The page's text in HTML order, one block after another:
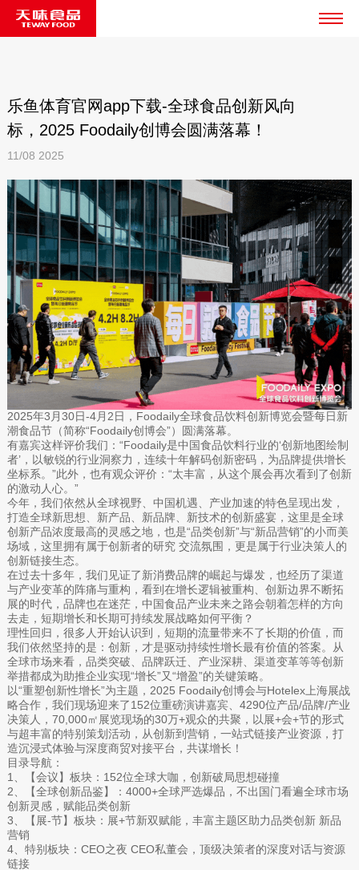
乐鱼体育官网app下载-全球食品创新风向
标，2025 Foodaily创博会圆满落幕！
11/08 2025
2025年3月30日-4月2日，Foodaily全球食品饮料创新博览会暨每日新
潮食品节（简称“Foodaily创博会”）圆满落幕。
有嘉宾这样评价我们：“Foodaily是中国食品饮料行业的‘创新地图绘制
者’，以敏锐的行业洞察力，连续十年解码创新密码，为品牌提供增长
坐标系。”此外，也有观众评价：“太丰富，从这个展会再次看到了创新
的激动人心。”
今年，我们依然从全球视野、中国机遇、产业加速的特色呈现出发，
打造全球新思想、新产品、新品牌、新技术的创新盛宴，这里是全球
创新产品浓度最高的灵感之地，也是“品类创新”与“新品营销”的小而美
场域，这里拥有属于创新者的研究 交流氛围，更是属于行业决策人的
创新链接生态。
在过去十多年，我们见证了新消费品牌的崛起与爆发，也经历了渠道
与产业变革的阵痛与重构，看到在增长逻辑被重构、创新边界不断拓
展的时代，品牌也在迷茫，中国食品产业未来之路会朝着怎样的方向
去走，短期增长和长期可持续发展战略如何平衡？
理性回归，很多人开始认识到，短期的流量带来不了长期的价值，而
我们依然坚持的是：创新，才是驱动持续性增长最有价值的答案。从
全球市场来看，品类突破、品牌跃迁、产业深耕、渠道变革等等创新
举措都成为助推企业实现“增长”又“增盈”的关键策略。
以“重塑创新性增长”为主题，2025 Foodaily创博会与Hotelex上海展战
略合作，我们现场迎来了152位重磅演讲嘉宾、4290位产品/品牌/产业
决策人，70,000㎡展览现场的30万+观众的共聚，以展+会+节的形式
与超丰富的特别策划活动，从创新到营销，一站式链接产业资源，打
造沉浸式体验与深度商贸对接平台，共谋增长！
目录导航：
1、【会议】板块：152位全球大咖，创新破局思想碰撞
2、【全球创新品鉴】：4000+全球严选爆品，不出国门看遍全球市场
创新灵感，赋能品类创新
3、【展-节】板块：展+节新双赋能，丰富主题区助力品类创新 新品
营销
4、特别板块：CEO之夜 CEO私董会，顶级决策者的深度对话与资源
链接